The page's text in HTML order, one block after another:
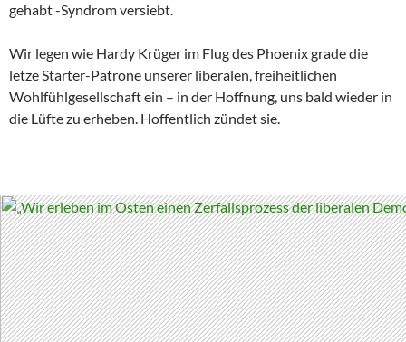
gehabt -Syndrom versiebt.
Wir legen wie Hardy Krüger im Flug des Phoenix grade die
letze Starter-Patrone unserer liberalen, freiheitlichen
Wohlfühlgesellschaft ein – in der Hoffnung, uns bald wieder in
die Lüfte zu erheben. Hoffentlich zündet sie.